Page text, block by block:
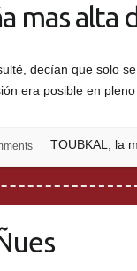
mas alta
decían que solo
era posible en pleno
TOUBKAL, la